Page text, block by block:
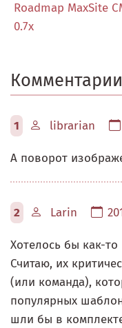
Roadmap MaxSite
0.7x
1 librarian
А поворот
2 Larin
Хотелось бы как-
Считаю, их
(или команда),
популярных
шли бы в